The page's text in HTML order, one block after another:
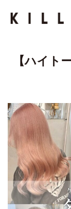
【ハイ